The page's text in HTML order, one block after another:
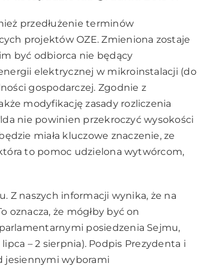
przedłużenie terminów
projektów OZE. Zmieniona zostaje
być odbiorca nie będący
elektrycznej w mikroinstalacji (do
gospodarczej. Zgodnie z
modyfikację zasady rozliczenia
nie powinien przekroczyć wysokości
miała kluczowe znaczenie, ze
to pomoc udzielona wytwórcom,
Z naszych informacji wynika, że na
oznacza, że mógłby być on
posiedzenia Sejmu,
– 2 sierpnia). Podpis Prezydenta i
jesiennymi wyborami